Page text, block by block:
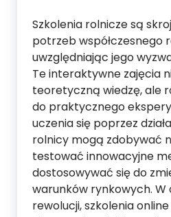
Szkolenia rolnicze są
potrzeb współczesnego
uwzględniając jego
Te interaktywne zajęcia
teoretyczną wiedzę, ale
do praktycznego
uczenia się poprzez
rolnicy mogą zdobywać
testować innowacyjne
dostosowywać się do
warunków rynkowych.
rewolucji, szkolenia